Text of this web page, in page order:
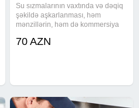
Su sızmalarının vaxtında və dəqiq
şəkildə aşkarlanması, həm
mənzillərin, həm də kommersiya
qorumağın əsas şərtidir. Biz bu
70 AZN